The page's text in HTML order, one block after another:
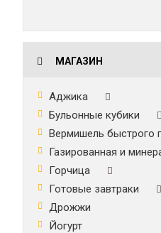
МАГАЗИН
Аджика
Бульонные кубики
Вермишель быстрого
Газированная и
Горчица
Готовые завтраки
Дрожжи
Йогурт